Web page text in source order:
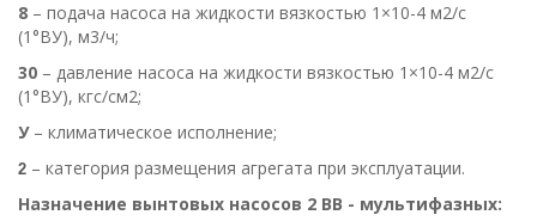
8 – подача насоса на жидкости вязкостью 1×10-4 м2/с
(1°ВУ), м3/ч;
30 – давление насоса на жидкости вязкостью 1×10-4 м2/с
(1°ВУ), кгс/см2;
У– климатическое исполнение;
2 – категория размещения агрегата при эксплуатации.
Назначение вынтовых насосов 2 ВВ - мультифазных: